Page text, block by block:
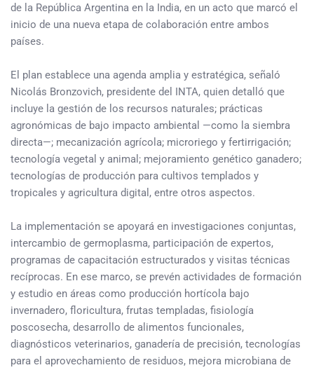
de la República Argentina en la India, en un acto que marcó el
inicio de una nueva etapa de colaboración entre ambos
países.
El plan establece una agenda amplia y estratégica, señaló
Nicolás Bronzovich, presidente del INTA, quien detalló que
incluye la gestión de los recursos naturales; prácticas
agronómicas de bajo impacto ambiental —como la siembra
directa—; mecanización agrícola; microriego y fertirrigación;
tecnología vegetal y animal; mejoramiento genético ganadero;
tecnologías de producción para cultivos templados y
tropicales y agricultura digital, entre otros aspectos.
La implementación se apoyará en investigaciones conjuntas,
intercambio de germoplasma, participación de expertos,
programas de capacitación estructurados y visitas técnicas
recíprocas. En ese marco, se prevén actividades de formación
y estudio en áreas como producción hortícola bajo
invernadero, floricultura, frutas templadas, fisiología
poscosecha, desarrollo de alimentos funcionales,
diagnósticos veterinarios, ganadería de precisión, tecnologías
para el aprovechamiento de residuos, mejora microbiana de